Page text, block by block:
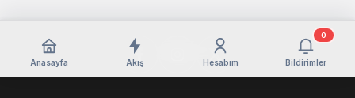
Anasayfa Akış Hesabım Bildirimler
0